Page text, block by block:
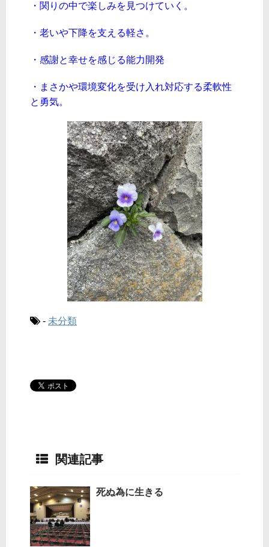
・関りの中で楽しみを見つけていく。
・老いや下降を支える軽さ。
・感謝と幸せを感じる能力開発
・まさかや環境変化を受け入れ対応する柔軟性
と勇気。
- 未分類
関連記事
死ぬ為に生きる